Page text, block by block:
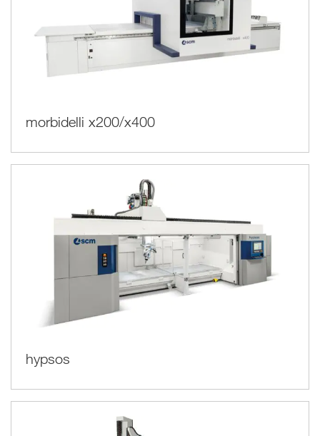
morbidelli x200/x400
hypsos